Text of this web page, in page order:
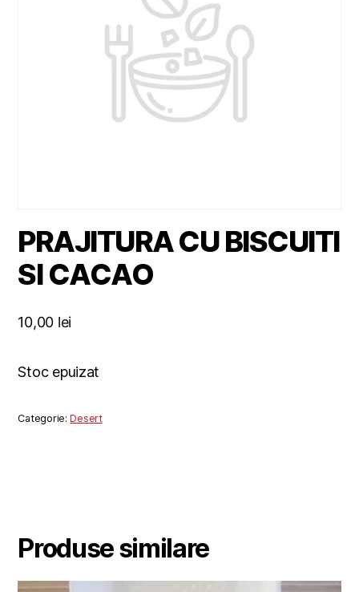
PRAJITURA CU BISCUITI
SI CACAO
10,00 lei
Stoc epuizat
Categorie:Desert
Produse similare